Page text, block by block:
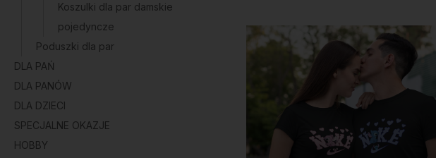
Koszulki dla par damskie
pojedyncze
Poduszki dla par
DLA PAŃ
DLA PANÓW
DLA DZIECI
SPECJALNE OKAZJE
HOBBY